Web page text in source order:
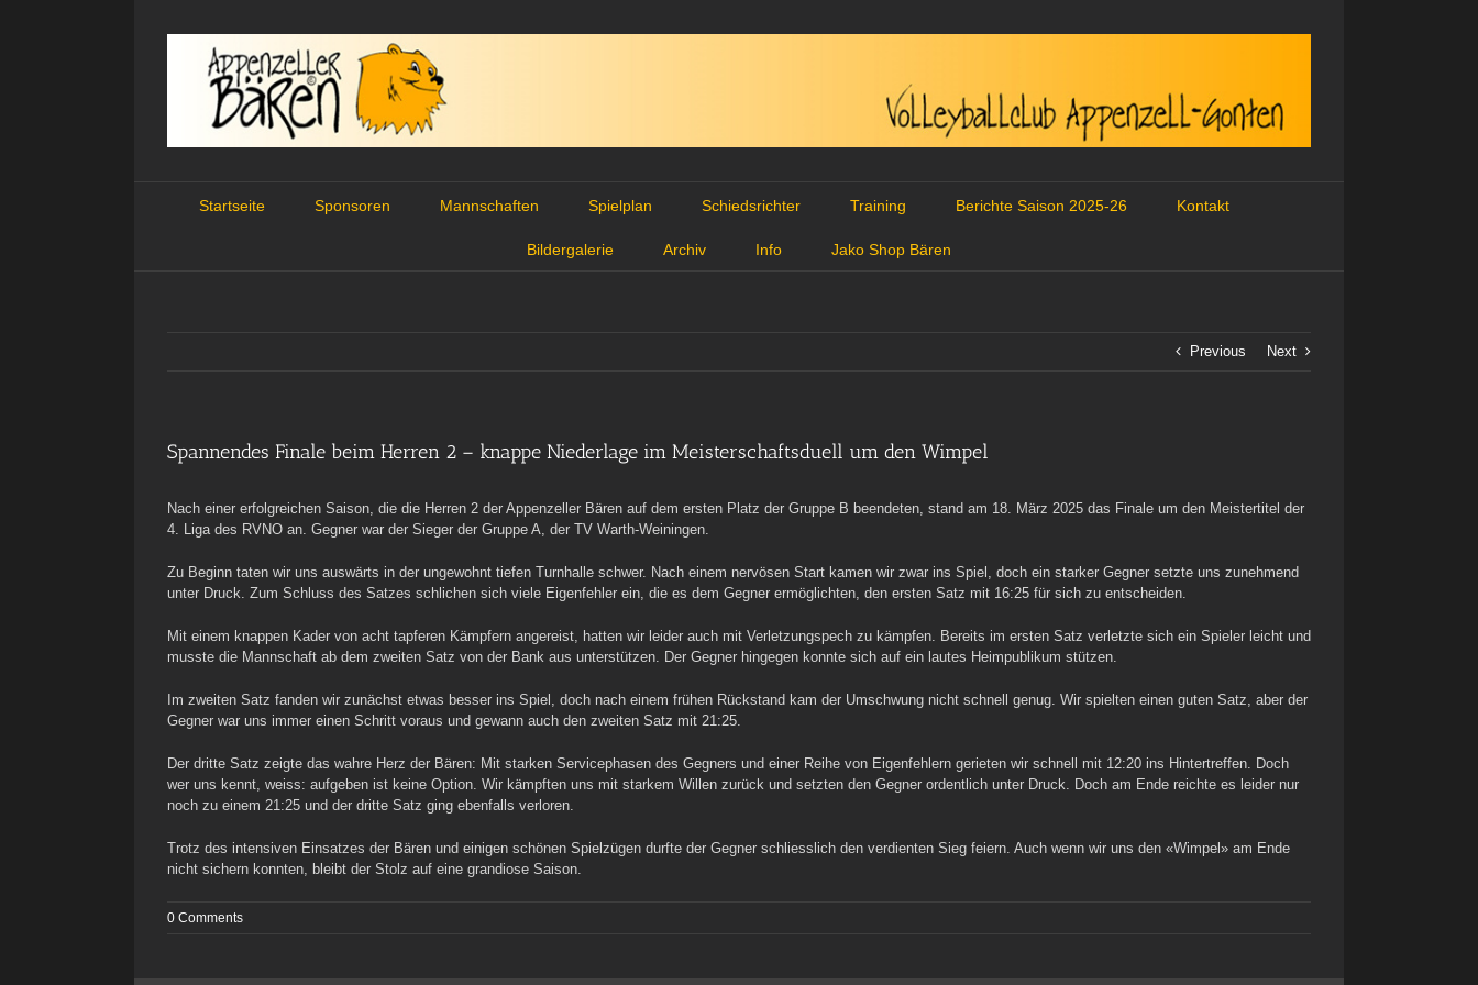
Startseite Sponsoren Mannschaften Spielplan Schiedsrichter Training Berichte Saison 2025-26 Kontakt
Bildergalerie Archiv Info Jako Shop Bären
Previous Next
Spannendes Finale beim Herren 2 – knappe Niederlage im Meisterschaftsduell um den Wimpel
Nach einer erfolgreichen Saison, die die Herren 2 der Appenzeller Bären auf dem ersten Platz der Gruppe B beendeten, stand am 18. März 2025 das Finale um den Meistertitel der
4. Liga des RVNO an. Gegner war der Sieger der Gruppe A, der TV Warth-Weiningen.
Zu Beginn taten wir uns auswärts in der ungewohnt tiefen Turnhalle schwer. Nach einem nervösen Start kamen wir zwar ins Spiel, doch ein starker Gegner setzte uns zunehmend
unter Druck. Zum Schluss des Satzes schlichen sich viele Eigenfehler ein, die es dem Gegner ermöglichten, den ersten Satz mit 16:25 für sich zu entscheiden.
Mit einem knappen Kader von acht tapferen Kämpfern angereist, hatten wir leider auch mit Verletzungspech zu kämpfen. Bereits im ersten Satz verletzte sich ein Spieler leicht und
musste die Mannschaft ab dem zweiten Satz von der Bank aus unterstützen. Der Gegner hingegen konnte sich auf ein lautes Heimpublikum stützen.
Im zweiten Satz fanden wir zunächst etwas besser ins Spiel, doch nach einem frühen Rückstand kam der Umschwung nicht schnell genug. Wir spielten einen guten Satz, aber der
Gegner war uns immer einen Schritt voraus und gewann auch den zweiten Satz mit 21:25.
Der dritte Satz zeigte das wahre Herz der Bären: Mit starken Servicephasen des Gegners und einer Reihe von Eigenfehlern gerieten wir schnell mit 12:20 ins Hintertreffen. Doch
wer uns kennt, weiss: aufgeben ist keine Option. Wir kämpften uns mit starkem Willen zurück und setzten den Gegner ordentlich unter Druck. Doch am Ende reichte es leider nur
noch zu einem 21:25 und der dritte Satz ging ebenfalls verloren.
Trotz des intensiven Einsatzes der Bären und einigen schönen Spielzügen durfte der Gegner schliesslich den verdienten Sieg feiern. Auch wenn wir uns den «Wimpel» am Ende
nicht sichern konnten, bleibt der Stolz auf eine grandiose Saison.
0 Comments